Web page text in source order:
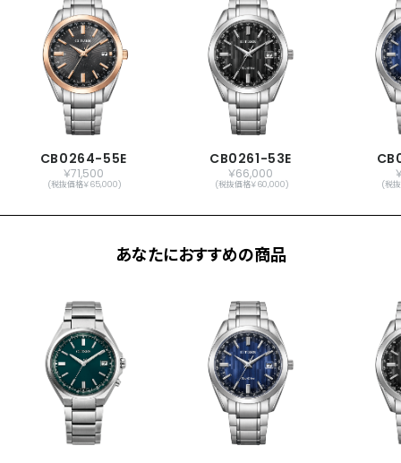
強制受信機能
パーペチュアルカレンダー
日付表示
ダイレクトフライト
ワールドタイム機能(26時差)
サマータイム機能
パーフェックスマルチ3000(JIS1種耐磁、衝
撃検知機能、針自動補正機能、世界4エリ
メーカー保証
国際保証3年間(購入後1年以内にMY
CB0264-55E
￥71,500
(税抜価格￥65,000)
CB0261-53E
￥66,000
(税抜価格￥60,000) (税
あなたにおすすめの商品